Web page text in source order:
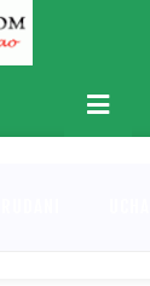
Primary
Menu